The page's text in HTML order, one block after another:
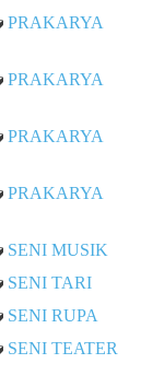
PRAKARYA
PRAKARYA
PRAKARYA
PRAKARYA
SENI MUSIK
SENI TARI
SENI RUPA
SENI TEATER